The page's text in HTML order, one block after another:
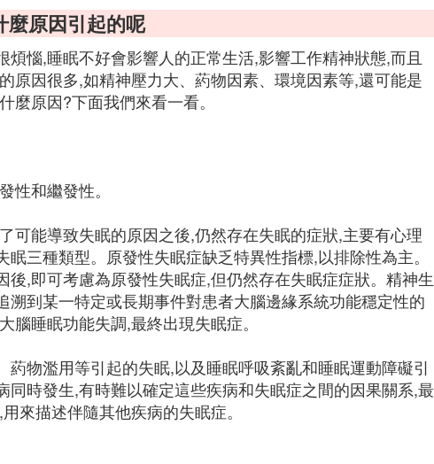
原因引起的呢
惱,睡眠不好會影響人的正常生活,影響工作精神狀態,而且
原因很多,如精神壓力大、葯物因素、環境因素等,還可能是
麼原因?下面我們來看一看。
性和繼發性。
可能導致失眠的原因之後,仍然存在失眠的症狀,主要有心理
三種類型。原發性失眠症缺乏特異性指標,以排除性為主。
後,即可考慮為原發性失眠症,但仍然存在失眠症症狀。精神生
溯到某一特定或長期事件對患者大腦邊緣系統功能穩定性的
腦睡眠功能失調,最終出現失眠症。
物濫用等引起的失眠,以及睡眠呼吸紊亂和睡眠運動障礙引
同時發生,有時難以確定這些疾病和失眠症之間的因果關系,最
來描述伴隨其他疾病的失眠症。